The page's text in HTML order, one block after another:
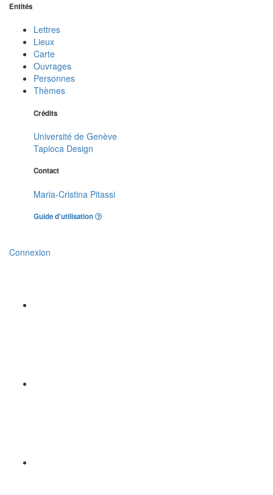
Entités
Lettres
Lieux
Carte
Ouvrages
Personnes
Thèmes
Crédits
Université de Genève
Tapioca Design
Contact
Maria-Cristina Pitassi
Guide d'utilisation
Connexion